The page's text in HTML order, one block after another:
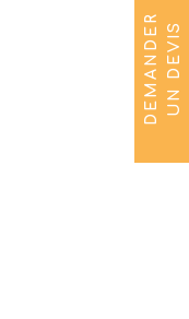
D
E
M
A
N
D
E
R
U
N
D
E
V
IS